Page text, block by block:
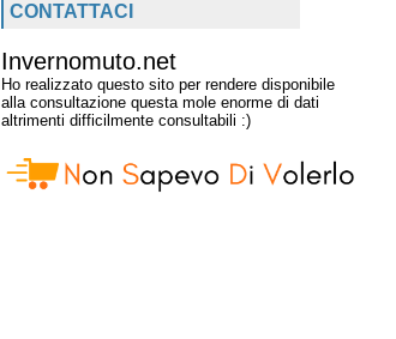
CONTATTACI
Invernomuto.net
Ho realizzato questo sito per rendere disponibile
alla consultazione questa mole enorme di dati
altrimenti difficilmente consultabili :)